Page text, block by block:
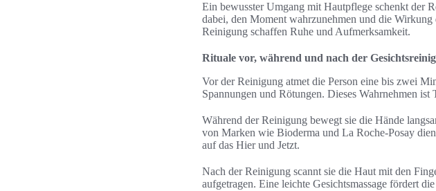
Ein bewusster Umgang mit Hautpflege schenkt der
dabei, den Moment wahrzunehmen und die
Reinigung schaffen Ruhe und Aufmerksamkeit.
Rituale vor, während und nach der
Vor der Reinigung atmet die Person eine bis zwei
Spannungen und Rötungen. Dieses Wahrnehmen
Während der Reinigung bewegt sie die Hände
von Marken wie Bioderma und La Roche-Posay
auf das Hier und Jetzt.
Nach der Reinigung scannt sie die Haut mit den
aufgetragen. Eine leichte Gesichtsmassage fördert